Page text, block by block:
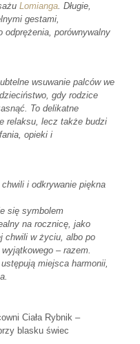
Lomianga. Długie,
gestami,
odprężenia, porównywalny
wsuwanie palców we
gdy rodzice
To delikatne
relaksu, lecz także budzi
opieki i
i odkrywanie piękna
się symbolem
na rocznicę, jako
chwili w życiu, albo po
– razem.
miejsca harmonii,